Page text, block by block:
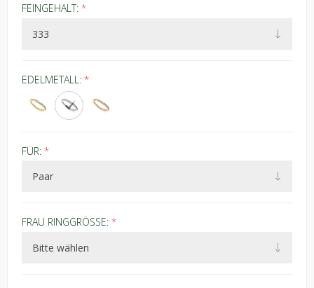
FEINGEHALT: *
EDELMETALL: *
FÜR: *
FRAU RINGGRÖSSE: *